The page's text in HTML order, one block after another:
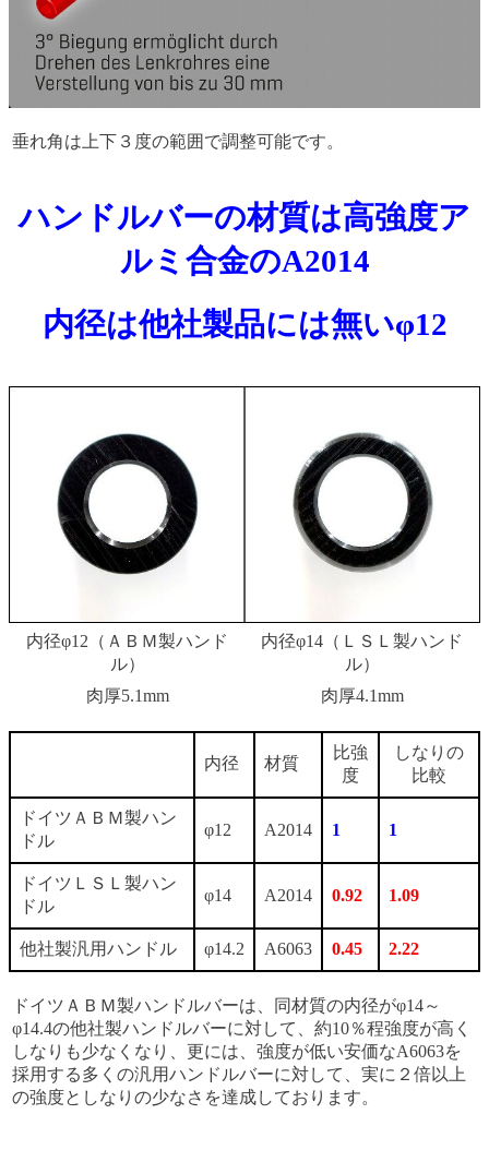
垂れ角は上下３度の範囲で調整可能です。
ハンドルバーの材質は高強度ア
ルミ合金のA2014
内径は他社製品には無いφ12
内径φ12（ＡＢＭ製ハンド
ル）
内径φ14（ＬＳＬ製ハンド
ル）
肉厚5.1mm
肉厚4.1mm
内径 材質
比強
度
しなりの
比較
ドイツＡＢＭ製ハン
ドル
φ12 A2014 1 1
ドイツＬＳＬ製ハン
ドル
φ14 A2014 0.92 1.09
他社製汎用ハンドル φ14.2 A6063 0.45 2.22
ドイツＡＢＭ製ハンドルバーは、同材質の内径がφ14～
φ14.4の他社製ハンドルバーに対して、約10％程強度が高く
しなりも少なくなり、更には、強度が低い安価なA6063を
採用する多くの汎用ハンドルバーに対して、実に２倍以上
の強度としなりの少なさを達成しております。